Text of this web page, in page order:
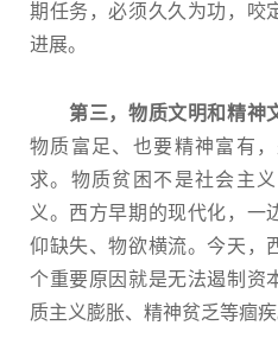
期任务，必须久久为功，咬
进展。
第三，物质文明和精神
物质富足、也要精神富有
求。物质贫困不是社会主
义。西方早期的现代化，一
仰缺失、物欲横流。今天，
个重要原因就是无法遏制资
质主义膨胀、精神贫乏等痼疾